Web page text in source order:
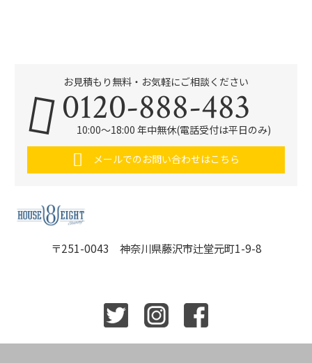
〒251-0043 神奈川県藤沢市辻堂元町1-9-8
お見積もり無料・お気軽にご相談ください
0120-888-483
10:00～18:00 年中無休(電話受付は平日のみ)
メールでのお問い合わせはこちら